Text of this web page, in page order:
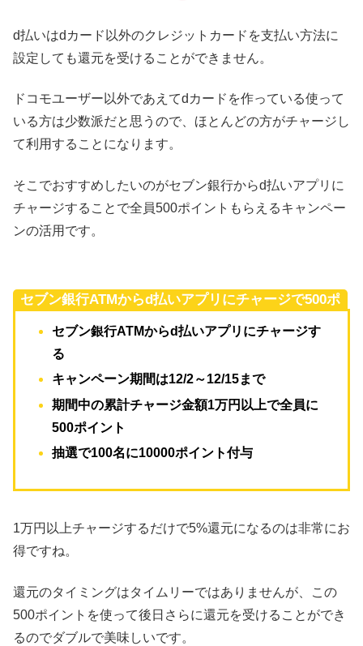
d払いはdカード以外のクレジットカードを支払い方法に
設定しても還元を受けることができません。
ドコモユーザー以外であえてdカードを作っている使って
いる方は少数派だと思うので、ほとんどの方がチャージし
て利用することになります。
そこでおすすめしたいのがセブン銀行からd払いアプリに
チャージすることで全員500ポイントもらえるキャンペー
ンの活用です。
セブン銀行ATMからd払いアプリにチャージで500ポ
セブン銀行ATMからd払いアプリにチャージす
る
キャンペーン期間は12/2～12/15まで
期間中の累計チャージ金額1万円以上で全員に
500ポイント
抽選で100名に10000ポイント付与
1万円以上チャージするだけで5%還元になるのは非常にお
得ですね。
還元のタイミングはタイムリーではありませんが、この
500ポイントを使って後日さらに還元を受けることができ
るのでダブルで美味しいです。